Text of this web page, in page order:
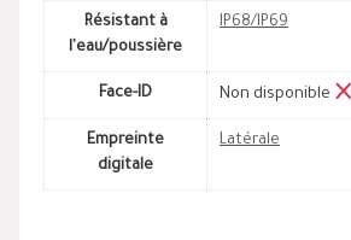
Résistant à
l'eau/poussière
IP68/IP69
Face-ID Non disponible
Empreinte
digitale
Latérale